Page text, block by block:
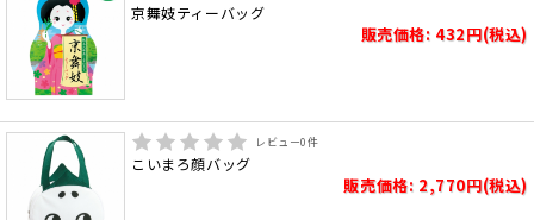
京舞妓ティーバッグ
販売価格: 432円(税込)
レビュー0件
こいまろ顔バッグ
販売価格: 2,770円(税込)